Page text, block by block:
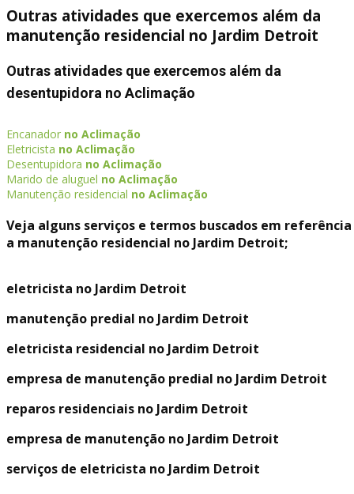
Outras atividades que exercemos além da
manutenção residencial no Jardim Detroit
Outras atividades que exercemos além da
desentupidora no Aclimação
Encanador no Aclimação
Eletricista no Aclimação
Desentupidora no Aclimação
Marido de aluguel no Aclimação
Manutenção residencial no Aclimação
Veja alguns serviços e termos buscados em referência
a manutenção residencial no Jardim Detroit;
eletricista no Jardim Detroit
manutenção predial no Jardim Detroit
eletricista residencial no Jardim Detroit
empresa de manutenção predial no Jardim Detroit
reparos residenciais no Jardim Detroit
empresa de manutenção no Jardim Detroit
serviços de eletricista no Jardim Detroit